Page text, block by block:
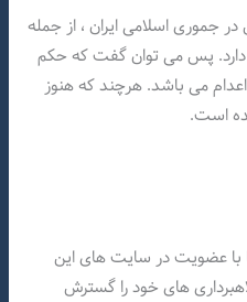
جموری اسلامی ایران ، از جمله
دارد. پس می توان گفت که حکم
می باشد. هرچند که هنوز
است.
با عضویت در سایت های این
های خود را گسترش